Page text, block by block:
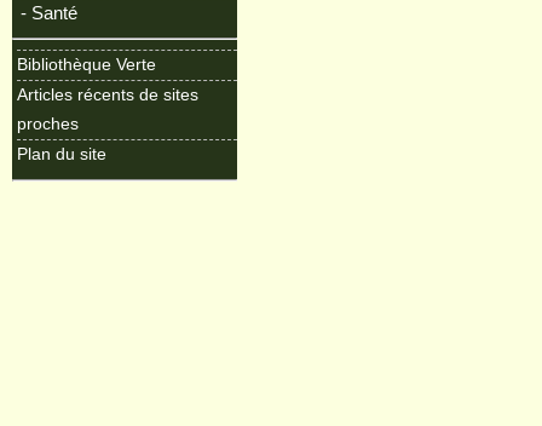
- Santé
Bibliothèque Verte
Articles récents de sites
proches
Plan du site